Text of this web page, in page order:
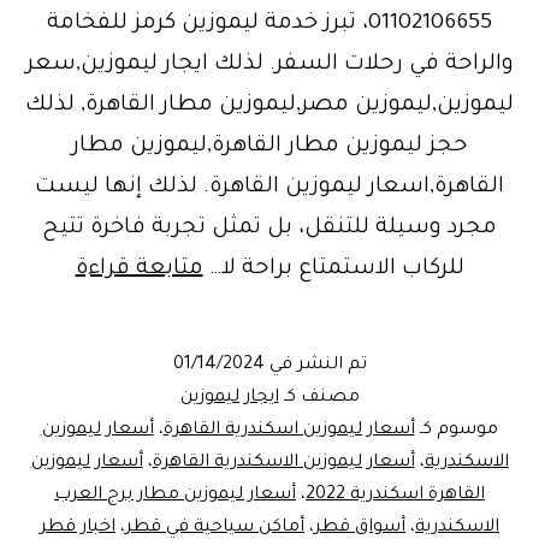
01102106655، تبرز خدمة ليموزين كرمز للفخامة
والراحة في رحلات السفر. لذلك ايجار ليموزين,سعر
ليموزين,ليموزين مصر,ليموزين مطار القاهرة, لذلك
حجز ليموزين مطار القاهرة,ليموزين مطار
القاهرة,اسعار ليموزين القاهرة. لذلك إنها ليست
مجرد وسيلة للتنقل، بل تمثل تجربة فاخرة تتيح
للركاب الاستمتاع براحة لا…متابعة قراءةليموزين
تم النشر في 01/14/2024
مصنف كـايجار ليموزين
موسوم كـأسعار ليموزين اسكندرية القاهرة،أسعار ليموزين
الاسكندرية،أسعار ليموزين الاسكندرية القاهرة،أسعار ليموزين
القاهرة اسكندرية 2022
، أسعار ليموزين مطار برج العرب
الاسكندرية، أسواق قطر، أماكن سياحية في قطر، اخبار قطر